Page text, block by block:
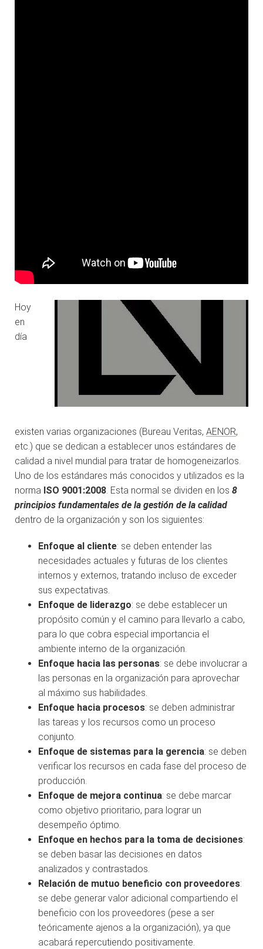
Hoy
en
día
existen varias organizaciones (Bureau Veritas, AENOR,
etc.) que se dedican a establecer unos estándares de
calidad a nivel mundial para tratar de homogeneizarlos.
Uno de los estándares más conocidos y utilizados es la
norma ISO 9001:2008 . Esta normal se dividen en los 8
principios fundamentales de la gestión de la calidad
dentro de la organización y son los siguientes:
Enfoque al cliente: se deben entender las
necesidades actuales y futuras de los clientes
internos y externos, tratando incluso de exceder
sus expectativas.
Enfoque de liderazgo: se debe establecer un
propósito común y el camino para llevarlo a cabo,
para lo que cobra especial importancia el
ambiente interno de la organización.
Enfoque hacia las personas: se debe involucrar a
las personas en la organización para aprovechar
al máximo sus habilidades.
Enfoque hacia procesos: se deben administrar
las tareas y los recursos como un proceso
conjunto.
Enfoque de sistemas para la gerencia: se deben
verificar los recursos en cada fase del proceso de
producción.
Enfoque de mejora continua: se debe marcar
como objetivo prioritario, para lograr un
desempeño óptimo.
Enfoque en hechos para la toma de decisiones:
se deben basar las decisiones en datos
analizados y contrastados.
Relación de mutuo beneficio con proveedores:
se debe generar valor adicional compartiendo el
beneficio con los proveedores (pese a ser
teóricamente ajenos a la organización), ya que
acabará repercutiendo positivamente.